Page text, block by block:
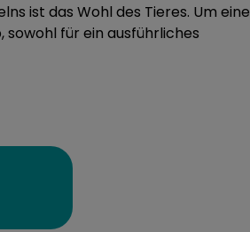
ist das Wohl des Tieres. Um eine
sowohl für ein ausführliches